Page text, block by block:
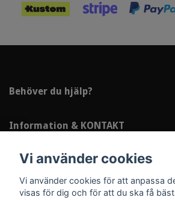
Behöver du hjälp?
Information & KONTAKT
Sociala medier
Vi använder cookies
Vi använder cookies för att anpassa
visas för dig och för att du ska få